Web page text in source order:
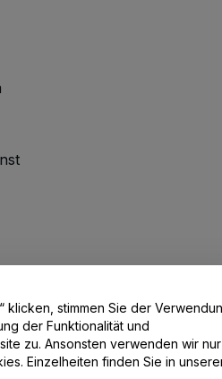
klicken, stimmen Sie der
der Funktionalität und
wir nur
Einzelheiten finden Sie in